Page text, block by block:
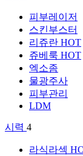
피부레이저
스킨부스터
리쥬란 HOT
쥬베룩 HOT
엑소좀
물광주사
피부관리
LDM
시력 4
라식라섹